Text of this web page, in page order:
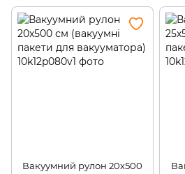
Вакуумний рулон 20х500